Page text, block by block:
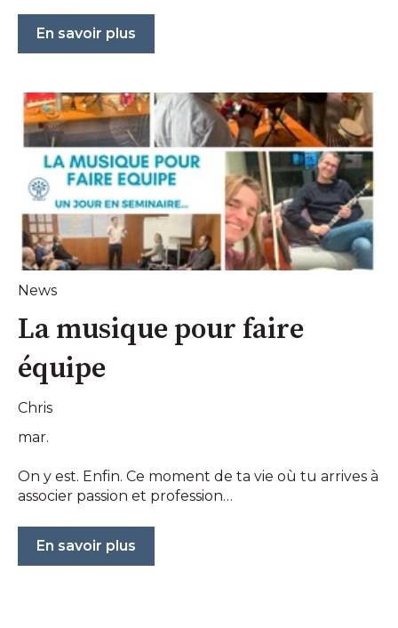
En savoir plus
News
La musique pour faire
équipe
Chris
mar.
On y est. Enfin. Ce moment de ta vie où tu arrives à
associer passion et profession…
En savoir plus